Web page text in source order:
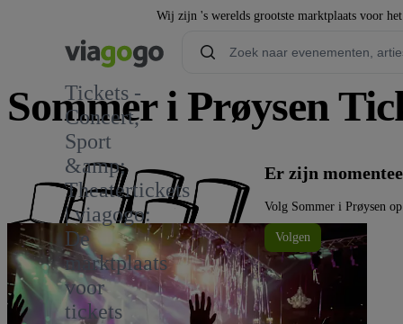
Wij zijn 's werelds grootste marktplaats voor
Tickets -
Concert,
Sport
&amp;
Theatertickets
| viagogo:
De
marktplaats
voor
tickets
Sommer i Prøysen
Er zijn
Volg Sommer i Prøysen
Volgen